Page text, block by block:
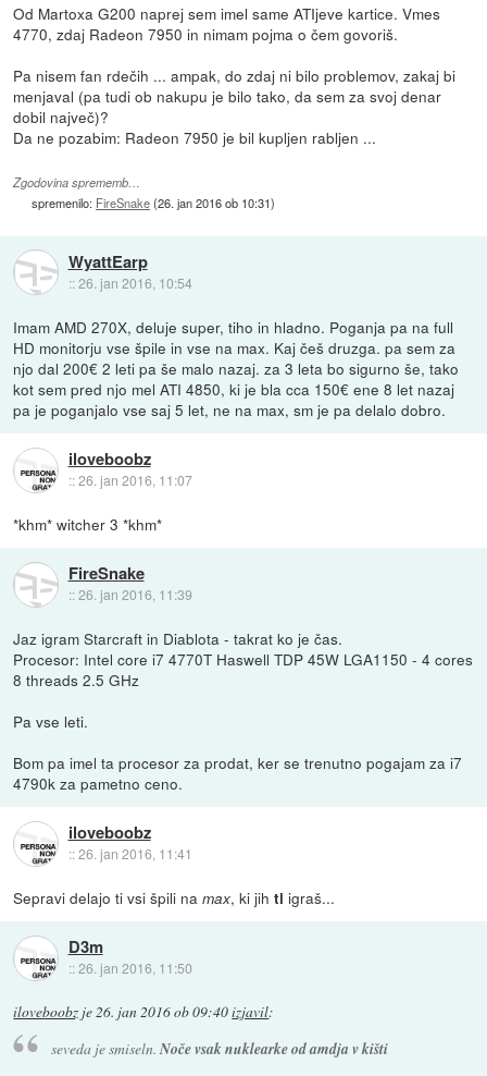
Od Martoxa G200 naprej sem imel same ATIjeve kartice. Vmes
4770, zdaj Radeon 7950 in nimam pojma o čem govoriš.
Pa nisem fan rdečih ... ampak, do zdaj ni bilo problemov, zakaj bi
menjaval (pa tudi ob nakupu je bilo tako, da sem za svoj denar
dobil največ)?
Da ne pozabim: Radeon 7950 je bil kupljen rabljen ...
Zgodovina sprememb…
spremenilo: FireSnake(26. jan 2016 ob 10:31)
WyattEarp
::26. jan 2016, 10:54
Imam AMD 270X, deluje super, tiho in hladno. Poganja pa na full
HD monitorju vse špile in vse na max. Kaj češ druzga. pa sem za
njo dal 200€ 2 leti pa še malo nazaj. za 3 leta bo sigurno še, tako
kot sem pred njo mel ATI 4850, ki je bla cca 150€ ene 8 let nazaj
pa je poganjalo vse saj 5 let, ne na max, sm je pa delalo dobro.
iloveboobz
::26. jan 2016, 11:07
*khm* witcher 3 *khm*
FireSnake
::26. jan 2016, 11:39
Jaz igram Starcraft in Diablota - takrat ko je čas.
Procesor: Intel core i7 4770T Haswell TDP 45W LGA1150 - 4 cores
8 threads 2.5 GHz
Pa vse leti.
Bom pa imel ta procesor za prodat, ker se trenutno pogajam za i7
4790k za pametno ceno.
iloveboobz
::26. jan 2016, 11:41
Sepravi delajo ti vsi špili namax, ki jihti igraš...
D3m
::26. jan 2016, 11:50
iloveboobz je26. jan 2016 ob 09:40izjavil:
seveda je smiseln. Noče vsak nuklearke od amdja v kišti